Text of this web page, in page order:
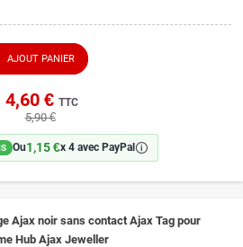
AJOUT PANIER
4,60 € TTC
5,90 €
Ou1,15 €x 4 avec PayPal 🛈
Ajax noir sans contact Ajax Tag pour
Hub Ajax Jeweller